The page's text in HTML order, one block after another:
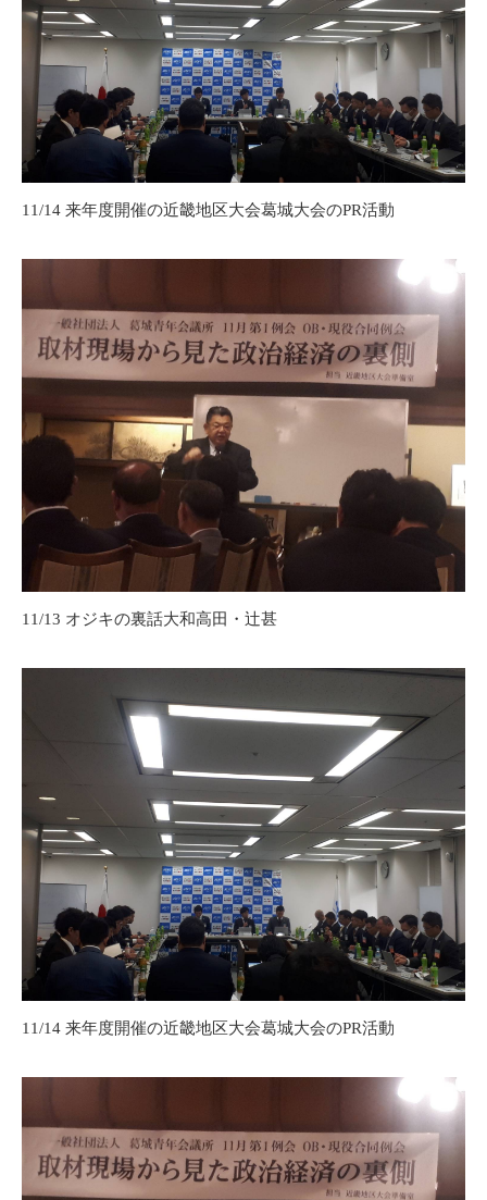
11/14 来年度開催の近畿地区大会葛城大会のPR活動
11/13 オジキの裏話大和高田・辻甚
11/14 来年度開催の近畿地区大会葛城大会のPR活動